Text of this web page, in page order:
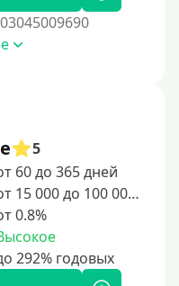
5
60 до 365 дней
от 15 000 до 100 000 ₽
0.8%